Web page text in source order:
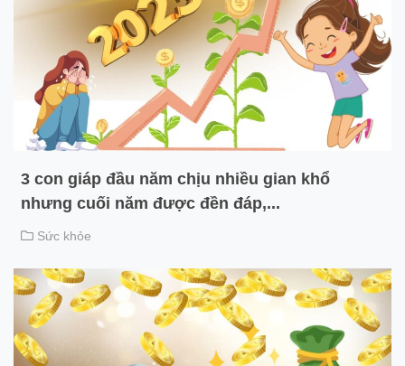
3 con giáp đầu năm chịu nhiều gian khổ
nhưng cuối năm được đền đáp,...
Sức khỏe